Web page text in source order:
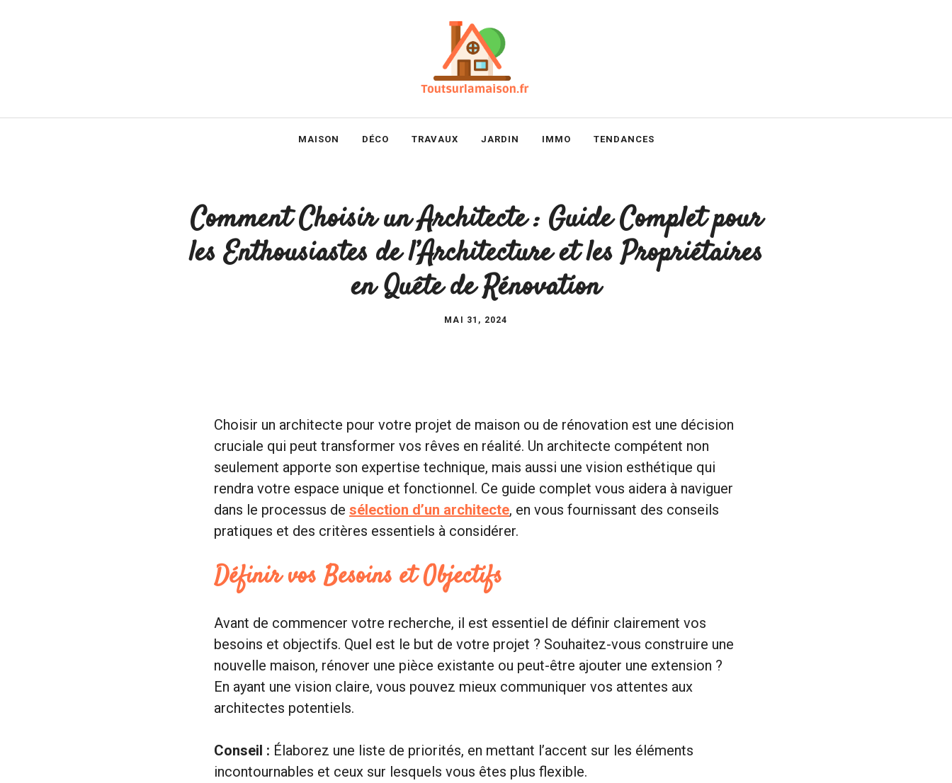
MAISON DÉCO TRAVAUX JARDIN IMMO TENDANCES
Comment Choisir un Architecte : Guide Complet pour
les Enthousiastes de l’Architecture et les Propriétaires
en Quête de Rénovation
MAI 31, 2024
Choisir un architecte pour votre projet de maison ou de rénovation est une décision
cruciale qui peut transformer vos rêves en réalité. Un architecte compétent non
seulement apporte son expertise technique, mais aussi une vision esthétique qui
rendra votre espace unique et fonctionnel. Ce guide complet vous aidera à naviguer
dans le processus de sélection d’un architecte, en vous fournissant des conseils
pratiques et des critères essentiels à considérer.
Définir vos Besoins et Objectifs
Avant de commencer votre recherche, il est essentiel de définir clairement vos
besoins et objectifs. Quel est le but de votre projet ? Souhaitez-vous construire une
nouvelle maison, rénover une pièce existante ou peut-être ajouter une extension ?
En ayant une vision claire, vous pouvez mieux communiquer vos attentes aux
architectes potentiels.
Conseil : Élaborez une liste de priorités, en mettant l’accent sur les éléments
incontournables et ceux sur lesquels vous êtes plus flexible.